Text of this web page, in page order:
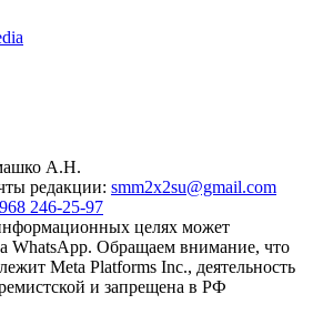
А.Н.
редакции: smm2x2su@gmail.com
246-25-97
целях может
WhatsApp. Обращаем внимание, что
Meta Platforms Inc., деятельность
и запрещена в РФ